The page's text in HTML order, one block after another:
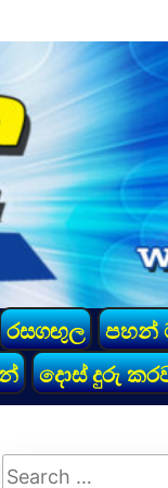
රසගඟුල පහන්
දොස් දුරු